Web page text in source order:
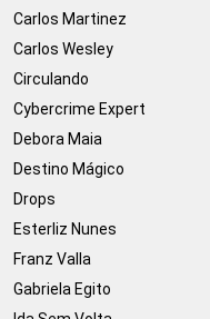
Carlos Martinez
Carlos Wesley
Circulando
Cybercrime Expert
Debora Maia
Destino Mágico
Drops
Esterliz Nunes
Franz Valla
Gabriela Egito